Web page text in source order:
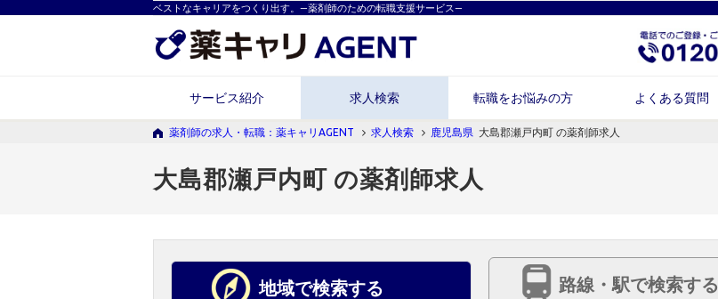
ベストなキャリアをつくり出す。―薬剤師のための転職支援サービス―
サービス紹介 求人検索 転職をお悩みの方 よくある質問
薬剤師の求人・転職：薬キャリAGENT 求人検索 鹿児島県 大島郡瀬戸内町 の薬剤師求人
大島郡瀬戸内町 の薬剤師求人
地域で検索する 路線・駅で検索する